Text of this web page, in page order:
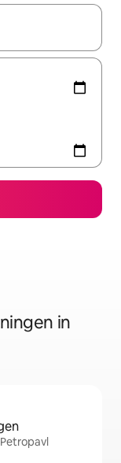
maak je een keuze
in